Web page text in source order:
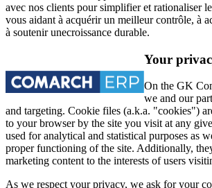
avec nos clients pour simplifier et rationaliser
vous aidant à acquérir un meilleur contrôle, à
à soutenir unecroissance durable.
Your
On the GK
we and our
and targeting. Cookie files (a.k.a. "cookies")
to your browser by the site you visit at any
used for analytical and statistical purposes as
proper functioning of the site. Additionally,
marketing content to the interests of users
As we respect your privacy, we ask for your